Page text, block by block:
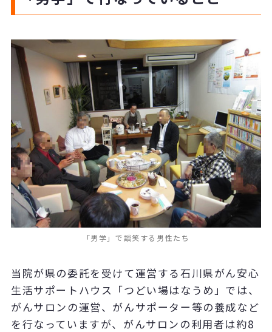
「男学」で談笑する男性たち
当院が県の委託を受けて運営する石川県がん安心
生活サポートハウス「つどい場はなうめ」では、
がんサロンの運営、がんサポーター等の養成など
を行なっていますが、がんサロンの利用者は約8